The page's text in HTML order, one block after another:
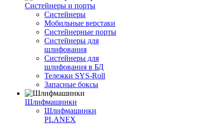
Систейнеры и порты
Систейнеры
Мобильные верстаки
Систейнерные порты
Систейнеры для
шлифования
Систейнеры для
шлифования в БД
Тележки SYS-Roll
Запасные боксы
Шлифмашинки
Шлифмашинки
PLANEX